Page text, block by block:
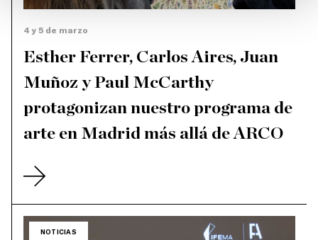
4 y 5 de marzo
Esther Ferrer, Carlos Aires, Juan
Muñoz y Paul McCarthy
protagonizan nuestro programa de
arte en Madrid más allá de ARCO
NOTICIAS